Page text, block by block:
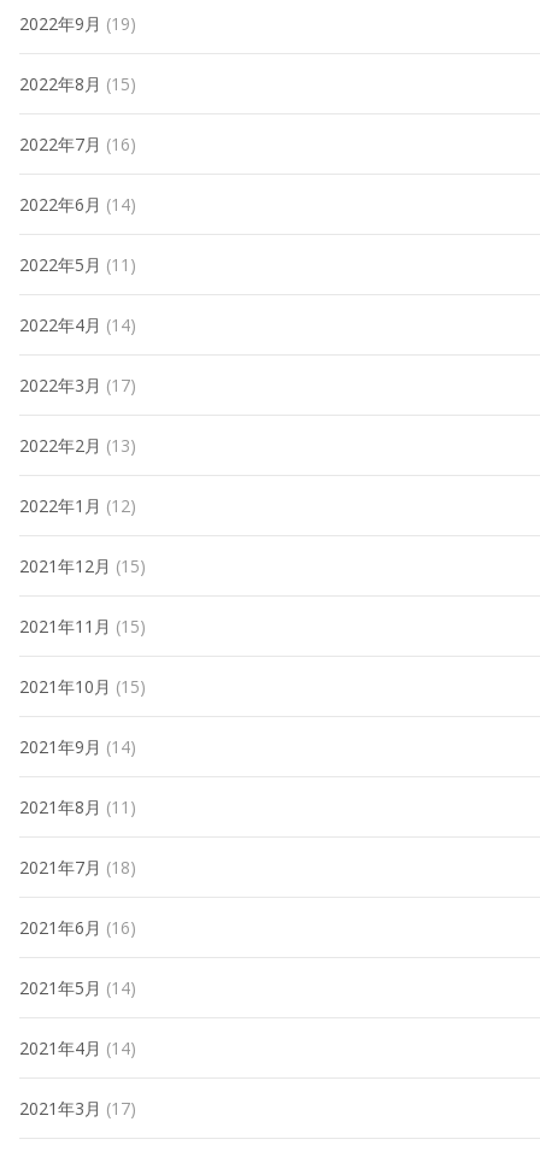
2022年9月 (19)
2022年8月 (15)
2022年7月 (16)
2022年6月 (14)
2022年5月 (11)
2022年4月 (14)
2022年3月 (17)
2022年2月 (13)
2022年1月 (12)
2021年12月 (15)
2021年11月 (15)
2021年10月 (15)
2021年9月 (14)
2021年8月 (11)
2021年7月 (18)
2021年6月 (16)
2021年5月 (14)
2021年4月 (14)
2021年3月 (17)